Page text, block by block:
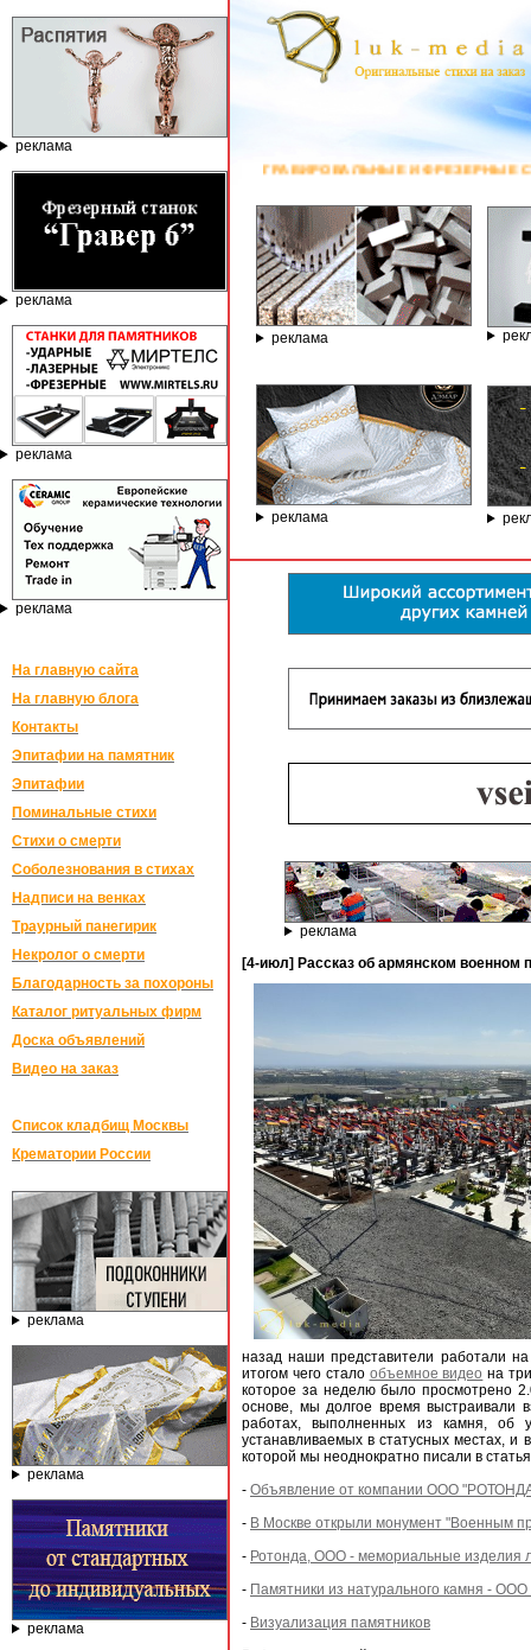
реклама
реклама
реклама
реклама
На главную сайта
На главную блога
Контакты
Эпитафии на памятник
Эпитафии
Поминальные стихи
Стихи о смерти
Соболезнования в стихах
Надписи на венках
Траурный панегирик
Некролог о смерти
Благодарность за похороны
Каталог ритуальных фирм
Доска объявлений
Видео на заказ
Список кладбищ Москвы
Крематории России
реклама
реклама
реклама
ГРАВИРОВАЛЬНЫЕ И ФРЕЗЕРНЫЕ СТАНКИ ПО КАМНЮ ОТ
реклама
реклама
реклама
[4-июл] Рассказ об армянском военном
назад наши представители работали
итогом чего стало объемное видео на
которое за неделю было просмотрено
основе, мы долгое время выстраивали
работах, выполненных из камня, об
устанавливаемых в статусных местах,
которой мы неоднократно писали в
- Объявление от компании ООО
- В Москве открыли монумент "Военным
- Ротонда, ООО - мемориальные изделия
- Памятники из натурального камня -
- Визуализация памятников